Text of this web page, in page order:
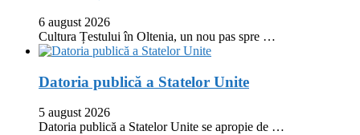
6 august 2026
Cultura Țestului în Oltenia, un nou pas spre …
Datoria publică a Statelor Unite
5 august 2026
Datoria publică a Statelor Unite se apropie de …